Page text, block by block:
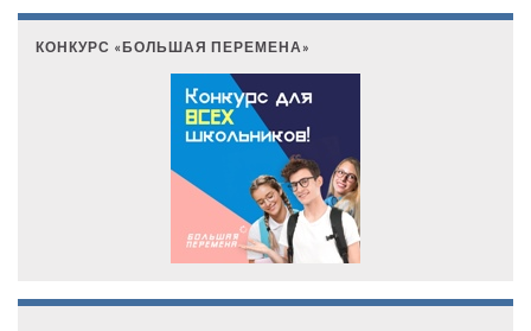
КОНКУРС «БОЛЬШАЯ ПЕРЕМЕНА»